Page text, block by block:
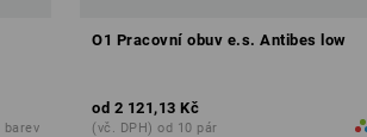
barev
O1 Pracovní obuv e.s. Antibes low
od 2 121,13 Kč
(vč. DPH) od 10 pár